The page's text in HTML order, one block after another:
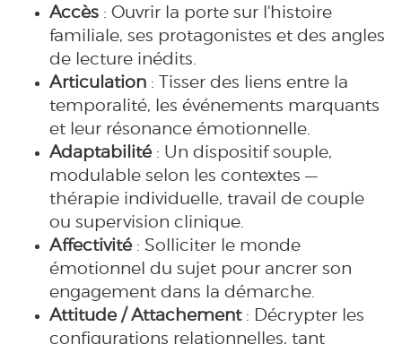
Accès : Ouvrir la porte sur l'histoire
familiale, ses protagonistes et des angles
de lecture inédits.
Articulation : Tisser des liens entre la
temporalité, les événements marquants
et leur résonance émotionnelle.
Adaptabilité: Un dispositif souple,
modulable selon les contextes —
thérapie individuelle, travail de couple
ou supervision clinique.
Affectivité: Solliciter le monde
émotionnel du sujet pour ancrer son
engagement dans la démarche.
Attitude / Attachement: Décrypter les
configurations relationnelles, tant